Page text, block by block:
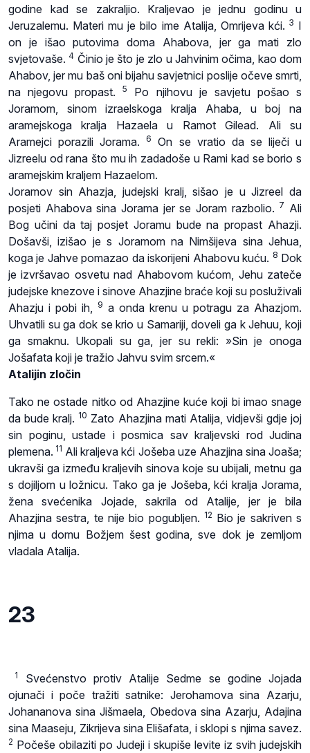
godine kad se zakraljio. Kraljevao je jednu godinu u
Jeruzalemu. Materi mu je bilo ime Atalija, Omrijeva kći. 3 I
on je išao putovima doma Ahabova, jer ga mati zlo
svjetovaše.4 Činio je što je zlo u Jahvinim očima, kao dom
Ahabov, jer mu baš oni bijahu savjetnici poslije očeve smrti,
na njegovu propast.5
Po njihovu je savjetu pošao s
Joramom, sinom izraelskoga kralja Ahaba, u boj na
aramejskoga kralja Hazaela u Ramot Gilead. Ali su
Aramejci porazili Jorama.6
On se vratio da se liječi u
Jizreelu od rana što mu ih zadadoše u Rami kad se borio s
aramejskim kraljem Hazaelom.
Joramov sin Ahazja, judejski kralj, sišao je u Jizreel da
posjeti Ahabova sina Jorama jer se Joram razbolio. 7 Ali
Bog učini da taj posjet Joramu bude na propast Ahazji.
Došavši, izišao je s Joramom na Nimšijeva sina Jehua,
koga je Jahve pomazao da iskorijeni Ahabovu kuću. 8 Dok
je izvršavao osvetu nad Ahabovom kućom, Jehu zateče
judejske knezove i sinove Ahazjine braće koji su posluživali
Ahazju i pobi ih,
9 a onda krenu u potragu za Ahazjom.
Uhvatili su ga dok se krio u Samariji, doveli ga k Jehuu, koji
ga smaknu. Ukopali su ga, jer su rekli: »Sin je onoga
Jošafata koji je tražio Jahvu svim srcem.«
Atalijin zločin
Tako ne ostade nitko od Ahazjine kuće koji bi imao snage
da bude kralj. 10 Zato Ahazjina mati Atalija, vidjevši gdje joj
sin poginu, ustade i posmica sav kraljevski rod Judina
plemena. 11 Ali kraljeva kći Jošeba uze Ahazjina sina Joaša;
ukravši ga između kraljevih sinova koje su ubijali, metnu ga
s dojiljom u ložnicu. Tako ga je Jošeba, kći kralja Jorama,
žena svećenika Jojade, sakrila od Atalije, jer je bila
Ahazjina sestra, te nije bio pogubljen. 12 Bio je sakriven s
njima u domu Božjem šest godina, sve dok je zemljom
vladala Atalija.
23
1
Svećenstvo protiv Atalije Sedme se godine Jojada
ojunači i poče tražiti satnike: Jerohamova sina Azarju,
Johananova sina Jišmaela, Obedova sina Azarju, Adajina
sina Maaseju, Zikrijeva sina Elišafata, i sklopi s njima savez.
2 Počeše obilaziti po Judeji i skupiše levite iz svih judejskih